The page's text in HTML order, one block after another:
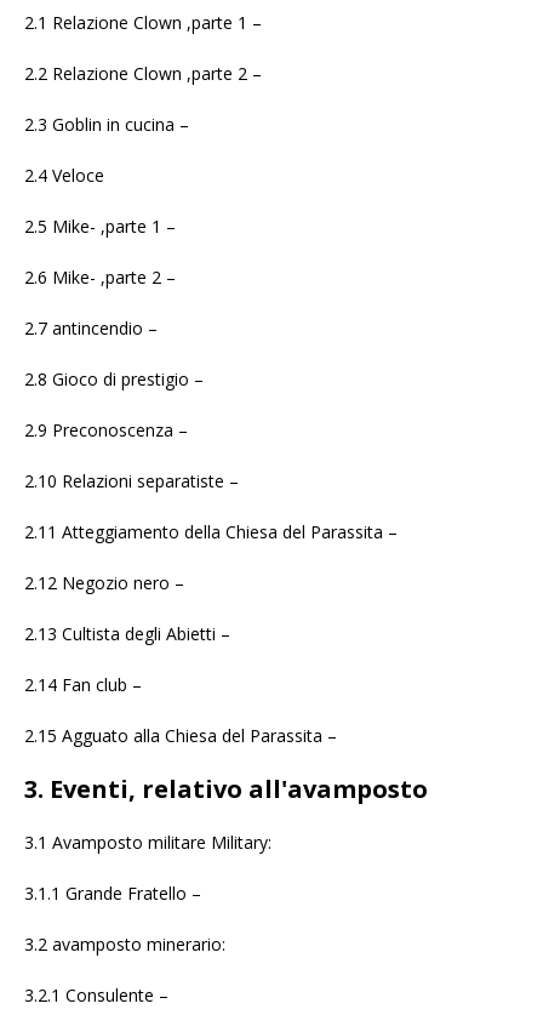
2.1 Relazione Clown ,parte 1 –
2.2 Relazione Clown ,parte 2 –
2.3 Goblin in cucina –
2.4 Veloce
2.5 Mike- ,parte 1 –
2.6 Mike- ,parte 2 –
2.7 antincendio –
2.8 Gioco di prestigio –
2.9 Preconoscenza –
2.10 Relazioni separatiste –
2.11 Atteggiamento della Chiesa del Parassita –
2.12 Negozio nero –
2.13 Cultista degli Abietti –
2.14 Fan club –
2.15 Agguato alla Chiesa del Parassita –
3. Eventi, relativo all'avamposto
3.1 Avamposto militare Military:
3.1.1 Grande Fratello –
3.2 avamposto minerario:
3.2.1 Consulente –